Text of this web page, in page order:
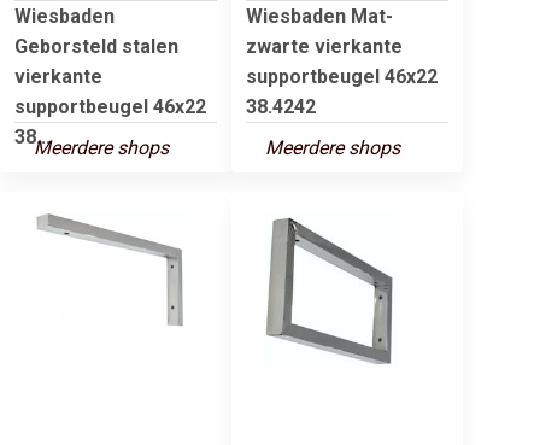
Wiesbaden
Geborsteld stalen
vierkante
supportbeugel 46x22
38...Meerdere shops
Wiesbaden Mat-
zwarte vierkante
supportbeugel 46x22
38.4242
Meerdere shops